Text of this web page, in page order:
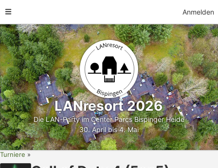
Anmelden
LANresort 2026
Die LAN-Party im Center Parcs Bispinger Heide
30. April bis 4. Mai
Turniere